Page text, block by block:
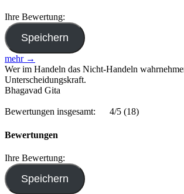
Ihre Bewertung:
mehr →
Wer im Handeln das Nicht-Handeln
Unterscheidungskraft.
Bhagavad Gita
Bewertungen insgesamt: 4/5 (18)
Bewertungen
Ihre Bewertung: